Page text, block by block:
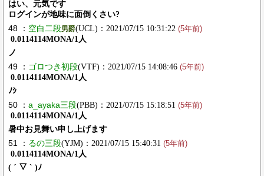
はい、元気です
ログインが地味に面倒くさい?
48 ： 空白二段男爵(UCL)：2021/07/15 10:31:22 (5年前)
0.0114114MONA/1人
ノ
49 ： ゴロつき初段(VTF)：2021/07/15 14:08:46 (5年前)
0.0114114MONA/1人
ﾉｼ
50 ： a_ayaka三段(PBB)：2021/07/15 15:18:51 (5年前)
0.0114114MONA/1人
暑中お見舞い申し上げます
51 ： るの三段(YJM)：2021/07/15 15:40:31 (5年前)
0.0114114MONA/1人
( ´ ▽ ` )ﾉ